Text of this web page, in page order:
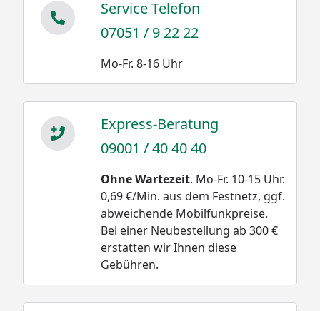
Keramik-Brennkammer
Abzugsöffnungen an der Unterseite entsteht - wenn
der Luftzufuhrregler und das Einstellungsrad
geöffnet sind- konstante und optimale
Heißluftzirkulation.
Kohlerost
oben, die Asche fällt in das Unterteil und lässt sich
über das Zuluftventil leicht entfernen.
Hitzeisolierendes Unterteil aus Keramik, das außen
mit einer doppelten Glasurschicht versehen ist.
Service Telefon
07051 / 9 22 22
Mo-Fr. 8-16 Uhr
Express-Beratung
09001 / 40 40 40
Ohne Wartezeit. Mo-Fr. 10-15 Uhr.
0,69 €/Min. aus dem Festnetz, ggf.
abweichende Mobilfunkpreise.
Bei einer Neubestellung ab 300 €
erstatten wir Ihnen diese
Gebühren.